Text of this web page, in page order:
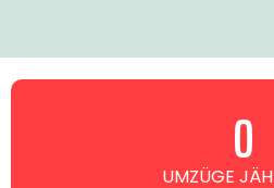
UMZÜGE0